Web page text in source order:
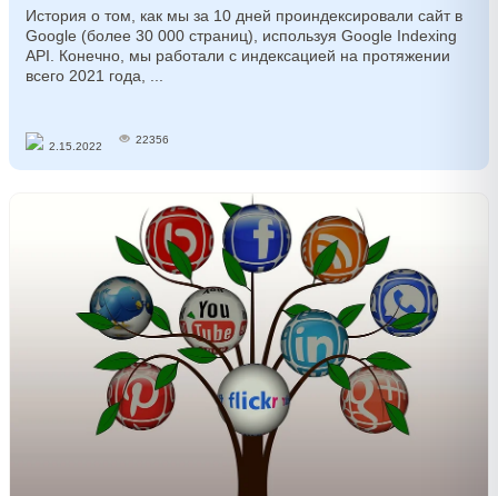
История о том, как мы за 10 дней проиндексировали сайт в
Google (более 30 000 страниц), используя Google Indexing
API. Конечно, мы работали с индексацией на протяжении
всего 2021 года, ...
2.15.2022
22356